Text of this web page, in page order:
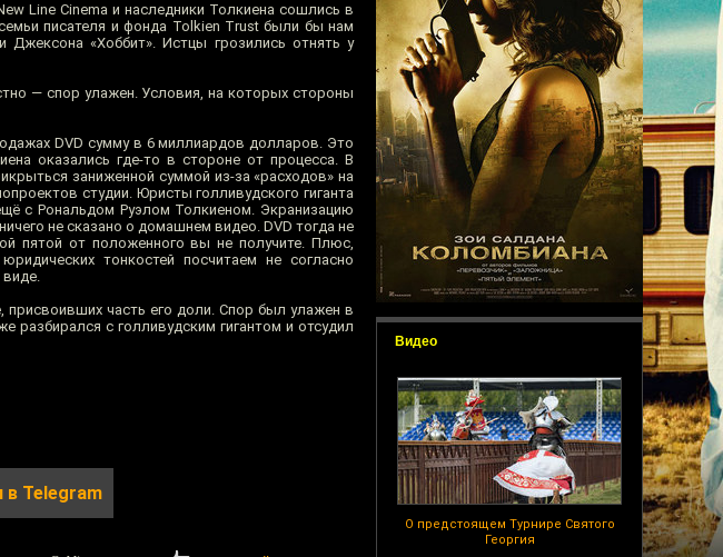
Видео
О предстоящем Турнире Святого
Георгия
Line Cinema и наследники Толкиена сошлись в
писателя и фонда Tolkien Trust были бы нам
«Хоббит». Истцы грозились отнять у
— спор улажен. Условия, на которых стороны
DVD сумму в 6 миллиардов долларов. Это
оказались где-то в стороне от процесса. В
заниженной суммой из-за «расходов» на
студии. Юристы голливудского гиганта
с Рональдом Руэлом Толкиеном. Экранизацию
не сказано о домашнем видео. DVD тогда не
пятой от положенного вы не получите. Плюс,
тонкостей посчитаем не согласно
виде.
часть его доли. Спор был улажен в
разбирался с голливудским гигантом и отсудил
в Telegram